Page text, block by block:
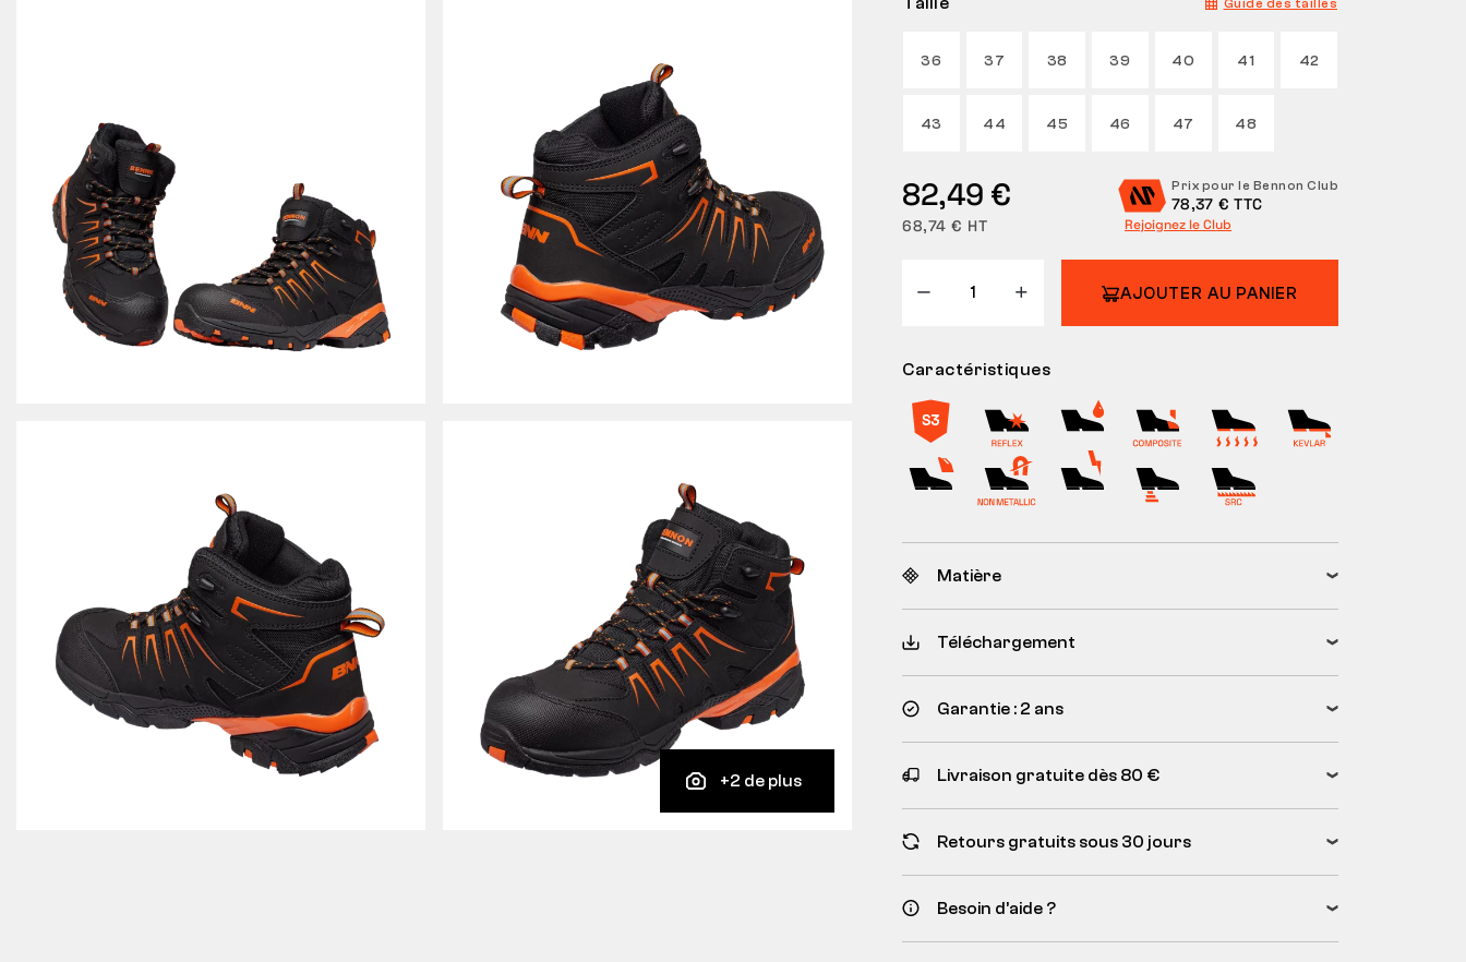
+2 de plus
Guide des tailles
36 37 38 39 40 41 42
43 44 45 46 47 48
82,49 €
68,74 € HT
Prix pour le Bennon Club
78,37 € TTC
Rejoignez le Club
AJOUTER AU PANIER
Caractéristiques
Matière
Téléchargement
Garantie : 2 ans
Livraison gratuite dès 80 €
Retours gratuits sous 30 jours
Besoin d’aide ?